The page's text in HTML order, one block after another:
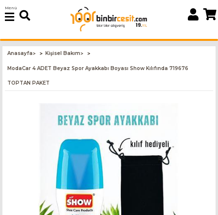
Menü
Anasayfa> Kişisel Bakım>
ModaCar 4 ADET Beyaz Spor Ayakkabı Boyası Show Kılıfında 719676
TOPTAN PAKET